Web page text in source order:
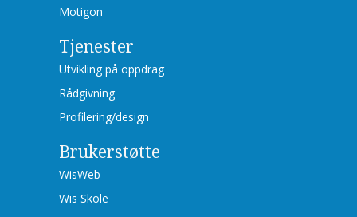
Motigon
Tjenester
Utvikling på oppdrag
Rådgivning
Profilering/design
Brukerstøtte
WisWeb
Wis Skole